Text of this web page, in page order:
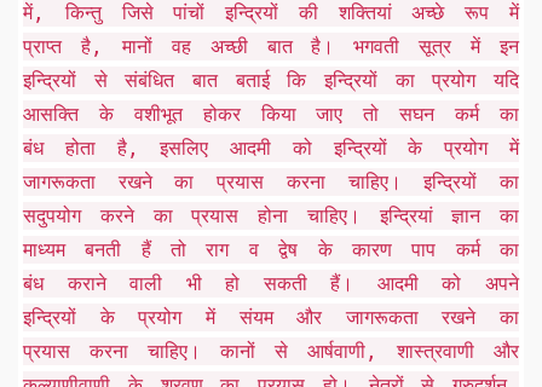
में, किन्तु जिसे पांचों इन्द्रियों की शक्तियां अच्छे रूप में
प्राप्त है, मानों वह अच्छी बात है। भगवती सूत्र में इन
इन्द्रियों से संबंधित बात बताई कि इन्द्रियों का प्रयोग यदि
आसक्ति के वशीभूत होकर किया जाए तो सघन कर्म का
बंध होता है, इसलिए आदमी को इन्द्रियों के प्रयोग में
जागरूकता रखने का प्रयास करना चाहिए। इन्द्रियों का
सदुपयोग करने का प्रयास होना चाहिए। इन्द्रियां ज्ञान का
माध्यम बनती हैं तो राग व द्वेष के कारण पाप कर्म का
बंध कराने वाली भी हो सकती हैं। आदमी को अपने
इन्द्रियों के प्रयोग में संयम और जागरूकता रखने का
प्रयास करना चाहिए। कानों से आर्षवाणी, शास्त्रवाणी और